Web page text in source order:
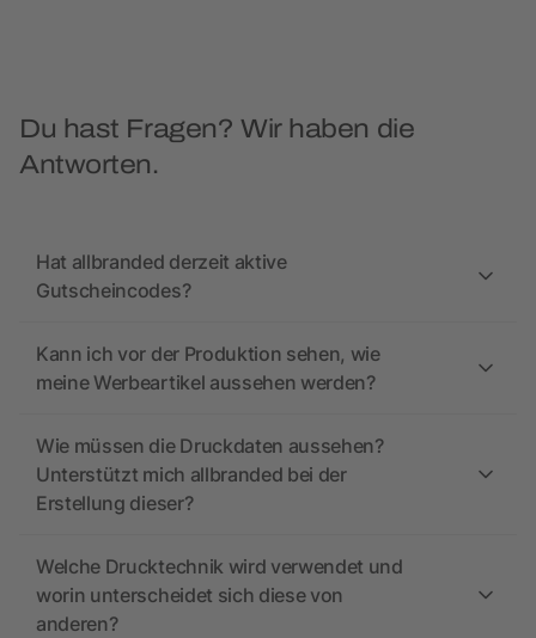
Du hast Fragen? Wir haben die
Antworten.
Hat allbranded derzeit aktive
Gutscheincodes?
Kann ich vor der Produktion sehen, wie
meine Werbeartikel aussehen werden?
Wie müssen die Druckdaten aussehen?
Unterstützt mich allbranded bei der
Erstellung dieser?
Welche Drucktechnik wird verwendet und
worin unterscheidet sich diese von
anderen?